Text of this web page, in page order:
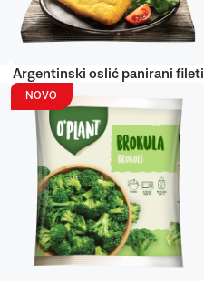
Argentinski oslić panirani fileti
NOVO